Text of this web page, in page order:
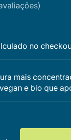
no
mais
e bio que